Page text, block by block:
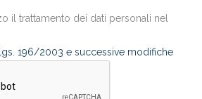
il trattamento dei dati personali nel
196/2003 e successive modifiche